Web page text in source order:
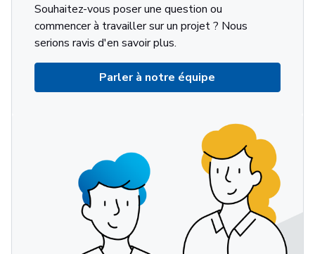
Souhaitez-vous poser une question ou
commencer à travailler sur un projet ? Nous
serions ravis d'en savoir plus.
Parler à notre équipe